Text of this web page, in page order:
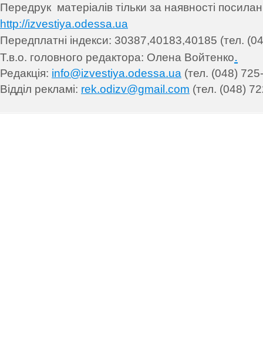
Передрук матеріалів тільки за наявності
http://izvestiya.odessa.ua
Передплатні індекси: 30387,40183,40185 (тел.
Т.в.о. головного редактора: Олена Войтенко.
Редакція: info@izvestiya.odessa.ua (тел. (048)
Відділ рекламі: rek.odizv@gmail.com (тел. (048)